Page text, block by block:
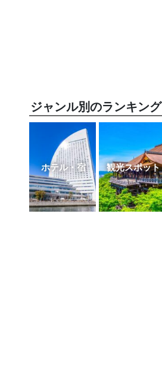
ジャンル別のランキング
ホテル・宿 観光スポット